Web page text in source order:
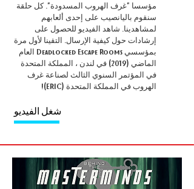
مؤسسا "غرف الهروب المسدودة". كل حلقة
سنقوم باليانصيب على إحدى ألعابهم
لمشاهدينا. شاهد الفيديو للحصول على
إرشادات حول كيفية الإرسال. التقينا لأول مرة
بمؤسسي Deadlocked Escape Rooms العام
الماضي (2019) في لندن ، المملكة المتحدة
في المؤتمر السنوي الثالث لصناعة غرف
الهروب في المملكة المتحدة (ERIC)!
شغل الفيديو